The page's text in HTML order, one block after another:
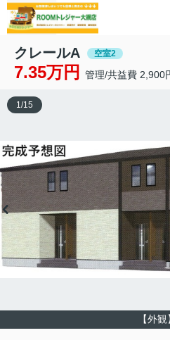
クレールA 空室2
7.35万円 管理/共益費 2,900
【外観
1/15